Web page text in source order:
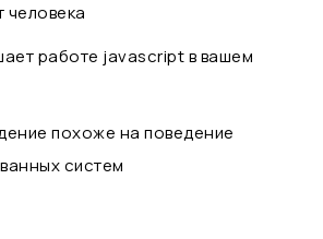
работе javascript в вашем
похоже на поведение
систем